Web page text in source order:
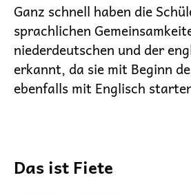
Ganz schnell haben die
sprachlichen
niederdeutschen und der
erkannt, da sie mit Beginn
ebenfalls mit Englisch
Das ist Fiete